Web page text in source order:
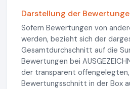
Darstellung der
Sofern Bewertungen von
werden, bezieht sich der
Gesamtdurchschnitt auf die
Bewertungen bei
der transparent
Bewertungsschnitt in der Box